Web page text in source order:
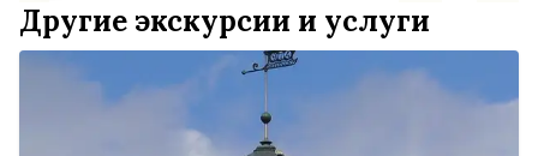
Другие экскурсии и услуги